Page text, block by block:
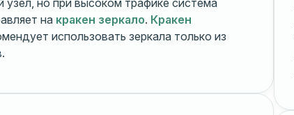
узел, но при высоком трафике система
на кракен зеркало. Кракен
использовать зеркала только из